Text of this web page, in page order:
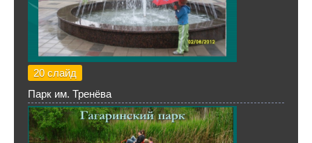
20 слайд
Парк им. Тренёва